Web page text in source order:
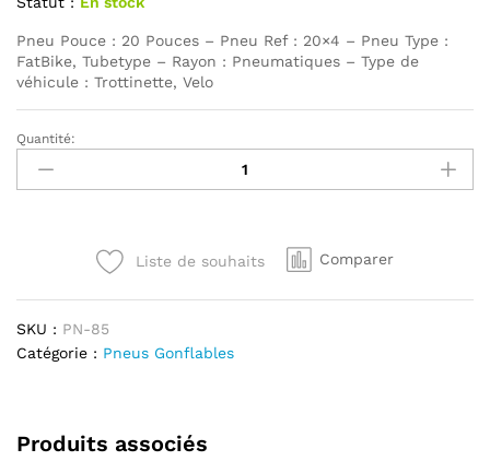
Pneu Pouce : 20 Pouces – Pneu Ref : 20×4 – Pneu Type :
FatBike, Tubetype – Rayon : Pneumatiques – Type de
véhicule : Trottinette, Velo
Pneu
route
INNOVA
Quantité:
Liste de souhaits Comparer
SKU : PN-85
Catégorie : Pneus Gonflables
Produits associés